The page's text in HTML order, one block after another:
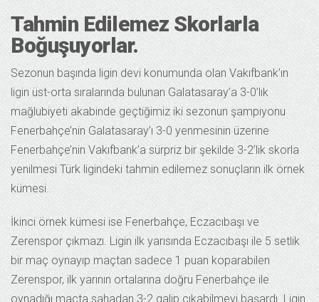
Tahmin Edilemez Skorlarla
Boğuşuyorlar.
Sezonun başında ligin devi konumunda olan Vakıfbank’ın
ligin üst-orta sıralarında bulunan Galatasaray’a 3-0’lık
mağlubiyeti akabinde geçtiğimiz iki sezonun şampiyonu
Fenerbahçe’nin Galatasaray’ı 3-0 yenmesinin üzerine
Fenerbahçe’nin Vakıfbank’a sürpriz bir şekilde 3-2’lik skorla
yenilmesi Türk ligindeki tahmin edilemez sonuçların ilk örnek
kümesi.
İkinci örnek kümesi ise Fenerbahçe, Eczacıbaşı ve
Zerenspor çıkmazı. Ligin ilk yarısında Eczacıbaşı ile 5 setlik
bir maç oynayıp maçtan sadece 1 puan koparabilen
Zerenspor, ilk yarının ortalarına doğru Fenerbahçe ile
oynadığı maçta sahadan 3-2 galip çıkabilmeyi başardı. Ligin